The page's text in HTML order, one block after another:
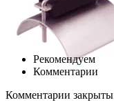
Рекомендуем
Комментарии
Комментарии